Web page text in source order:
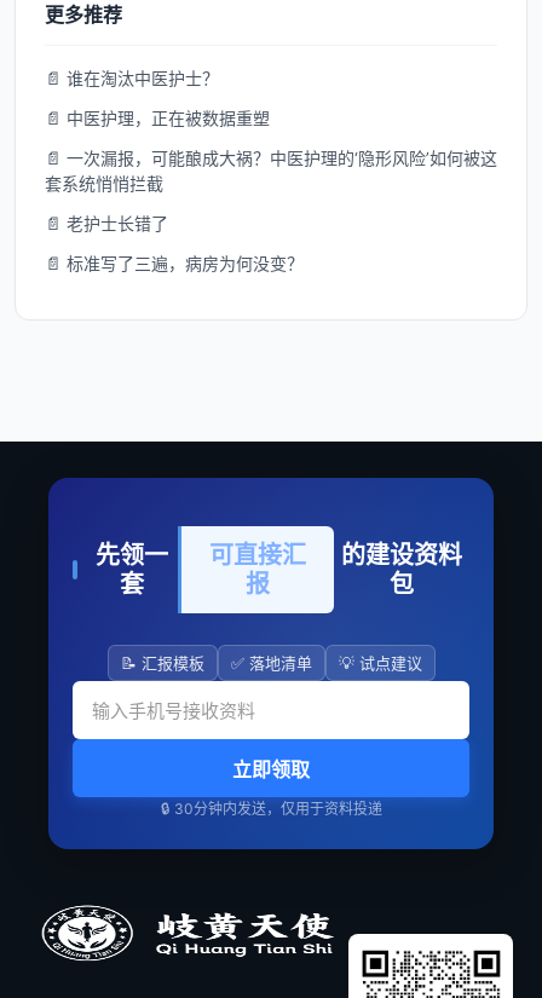
更多推荐
📄 谁在淘汰中医护士？
📄 中医护理，正在被数据重塑
📄 一次漏报，可能酿成大祸？中医护理的‘隐形风险’如何被这
套系统悄悄拦截
📄 老护士长错了
📄 标准写了三遍，病房为何没变？
先领一
套
可直接汇
报
的建设资料
包
📝 汇报模板 ✅ 落地清单 💡 试点建议
立即领取
🔒 30分钟内发送，仅用于资料投递